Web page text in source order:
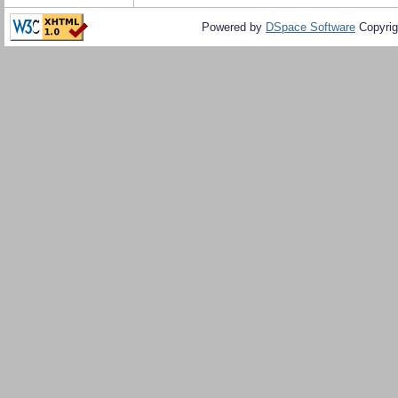
Powered by DSpace Software